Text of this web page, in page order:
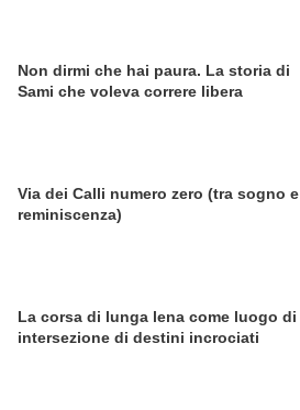
Non dirmi che hai paura. La storia di
Sami che voleva correre libera
Via dei Calli numero zero (tra sogno e
reminiscenza)
La corsa di lunga lena come luogo di
intersezione di destini incrociati